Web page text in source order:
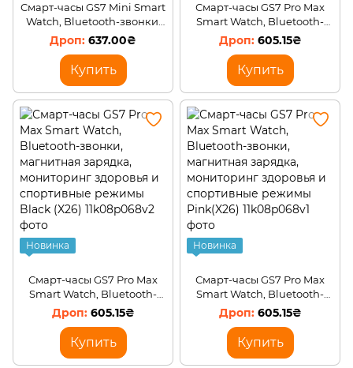
Смарт-часы GS7 Mini Smart
Watch, Bluetooth-звонки,
магнитная зарядка,
мониторинг здоровья и
спортивные режимы
Pink(X26)
637.00₴
Купить
Смарт-часы GS7 Pro Max
Smart Watch, Bluetooth-
звонки, магнитная
зарядка, мониторинг
здоровья и спортивные
режимы Gray (X26)
605.15₴
Купить
Новинка
Смарт-часы GS7 Pro Max
Smart Watch, Bluetooth-
звонки, магнитная
зарядка, мониторинг
здоровья и спортивные
режимы Black (X26)
605.15₴
Купить
Новинка
Смарт-часы GS7 Pro Max
Smart Watch, Bluetooth-
звонки, магнитная
зарядка, мониторинг
здоровья и спортивные
режимы Pink(X26)
605.15₴
Купить